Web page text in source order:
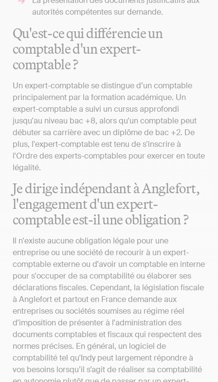
autorités compétentes sur demande.
Qu'est-ce qui différencie un
comptable d'un expert-
comptable ?
Un expert-comptable se distingue d’un comptable
principalement par la formation académique. Un
expert-comptable a suivi un cursus approfondi
jusqu'au niveau bac +8, alors qu'un comptable peut
débuter sa carrière avec un diplôme de bac +2. De
plus, l'expert-comptable est tenu de s'inscrire à
l'Ordre des experts-comptables pour exercer en toute
légalité.
Je dirige indépendant à Anglefort,
l'engagement d'un expert-
comptable est-il une obligation ?
Il n'existe aucune obligation légale pour une
entreprise ou une société de recourir à un expert-
comptable externe ou d'avoir un comptable en interne
pour s'occuper de sa comptabilité ou élaborer ses
déclarations fiscales. Cependant, la législation fiscale
à Anglefort et partout en France demande aux
entreprises ou sociétés soumises au régime réel
d'imposition de présenter à l'administration des
documents comptables et fiscaux qui respectent des
normes précises. En général, un logiciel de
comptabilité tel qu'Indy peut largement répondre à
vos besoins lorsqu’il s’agit de réaliser sa comptabilité